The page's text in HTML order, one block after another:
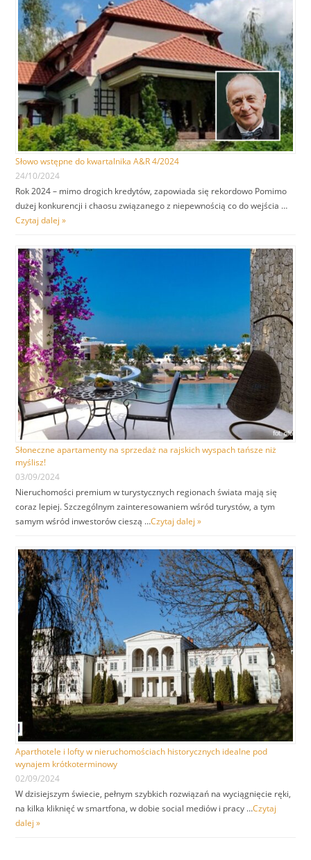
Słowo wstępne do kwartalnika A&R 4/2024
24/10/2024
Rok 2024 – mimo drogich kredytów, zapowiada się rekordowo Pomimo
dużej konkurencji i chaosu związanego z niepewnością co do wejścia …
Czytaj dalej »
Słoneczne apartamenty na sprzedaż na rajskich wyspach tańsze niż
myślisz!
03/09/2024
Nieruchomości premium w turystycznych regionach świata mają się
coraz lepiej. Szczególnym zainteresowaniem wśród turystów, a tym
samym wśród inwestorów cieszą …Czytaj dalej »
Aparthotele i lofty w nieruchomościach historycznych idealne pod
wynajem krótkoterminowy
02/09/2024
W dzisiejszym świecie, pełnym szybkich rozwiązań na wyciągnięcie ręki,
na kilka kliknięć w smartfona, w dobie social mediów i pracy …Czytaj
dalej »